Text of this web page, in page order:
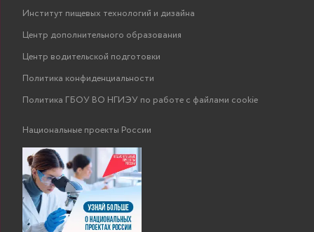
Институт пищевых технологий и дизайна
Центр дополнительного образования
Центр водительской подготовки
Политика конфиденциальности
Политика ГБОУ ВО НГИЭУ по работе с файлами cookie
Национальные проекты России